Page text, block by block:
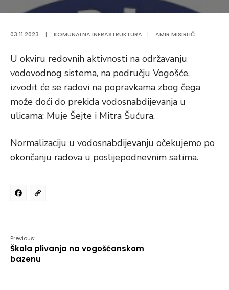
03.11.2023. | KOMUNALNA INFRASTRUKTURA | AMIR MISIRLIĆ
U okviru redovnih aktivnosti na održavanju
vodovodnog sistema, na području Vogošće,
izvodit će se radovi na popravkama zbog čega
može doći do prekida vodosnabdijevanja u
ulicama: Muje Šejte i Mitra Šućura.
Normalizaciju u vodosnabdijevanju očekujemo po
okončanju radova u poslijepodnevnim satima.
Facebook
Previous:
Škola plivanja na vogošćanskom
bazenu